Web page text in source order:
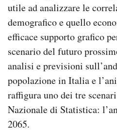
utile ad analizzare le
demografico e quello
efficace supporto grafico
scenario del futuro
analisi e previsioni
popolazione in Italia e
raffigura uno dei tre
Nazionale di Statistica:
2065.